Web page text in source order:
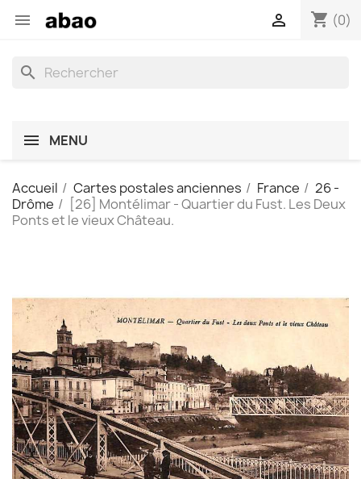
 shopping_cart (0)

search
MENU
Accueil Cartes postales anciennes France
26 -
Drôme
[26] Montélimar - Quartier du Fust. Les Deux
Ponts et le vieux Château.